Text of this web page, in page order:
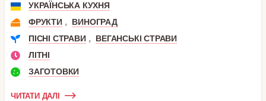
УКРАЇНСЬКА КУХНЯ
ФРУКТИ ,
ВИНОГРАД
ПІСНІ СТРАВИ ,
ВЕГАНСЬКІ СТРАВИ
ЛІТНІ
ЗАГОТОВКИ
ЧИТАТИ ДАЛІ